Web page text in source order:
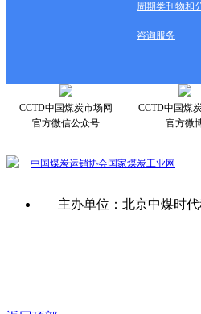
周期类刊物和
咨询服务
CCTD中国煤炭市场网
官方微信公众号
CCTD中国煤
官方微
中国煤炭运销协会国家煤炭工业网
主办单位：北京中煤时